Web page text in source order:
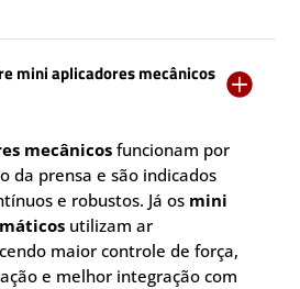
mini aplicadores mecânicos 
mecânicosfuncionam por
da prensa e são indicados
e robustos. Já os mini
utilizam ar
maior controle de força,
e melhor integração com